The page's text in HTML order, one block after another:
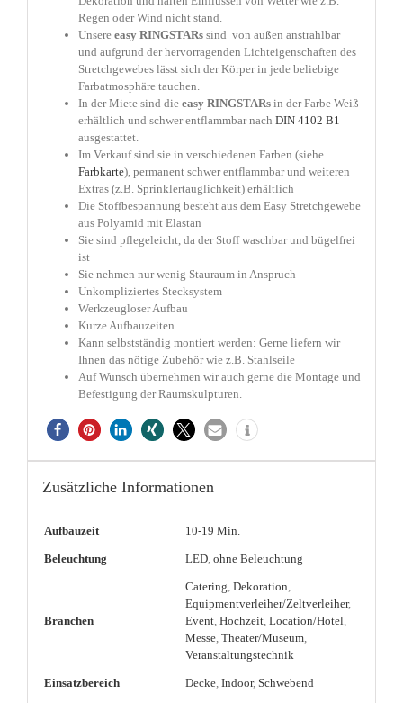
Regen oder Wind nicht stand.
Unsere easy RINGSTARs sind von außen anstrahlbar
und aufgrund der hervorragenden Lichteigenschaften des
Stretchgewebes lässt sich der Körper in jede beliebige
Farbatmosphäre tauchen.
In der Miete sind die easy RINGSTARs in der Farbe Weiß
erhältlich und schwer entflammbar nach DIN 4102 B1
ausgestattet.
Im Verkauf sind sie in verschiedenen Farben (siehe
Farbkarte), permanent schwer entflammbar und weiteren
Extras (z.B. Sprinklertauglichkeit) erhältlich
Die Stoffbespannung besteht aus dem Easy Stretchgewebe
aus Polyamid mit Elastan
Sie sind pflegeleicht, da der Stoff waschbar und bügelfrei
ist
Sie nehmen nur wenig Stauraum in Anspruch
Unkompliziertes Stecksystem
Werkzeugloser Aufbau
Kurze Aufbauzeiten
Kann selbstständig montiert werden: Gerne liefern wir
Ihnen das nötige Zubehör wie z.B. Stahlseile
Auf Wunsch übernehmen wir auch gerne die Montage und
Befestigung der Raumskulpturen.
Zusätzliche Informationen
Aufbauzeit 10-19 Min.
Beleuchtung LED, ohne Beleuchtung
Branchen
Catering, Dekoration,
Equipmentverleiher/Zeltverleiher,
Event, Hochzeit, Location/Hotel,
Messe, Theater/Museum,
Veranstaltungstechnik
Einsatzbereich Decke, Indoor, Schwebend